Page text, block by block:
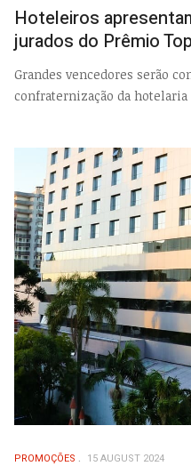
Hoteleiros
jurados do Prêmio
Grandes vencedores serão
confraternização da
PROMOÇÕES 15 AUGUST 2024